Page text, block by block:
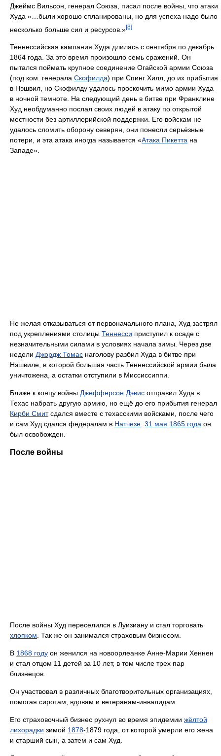
Джеймс Вильсон, генерал Союза, писал после войны, что атаки
Худа «…были хорошо спланированы, но для успеха надо было
несколько больше сил и ресурсов.»[8]
Теннессийская кампания Худа длилась с сентября по декабрь
1864 года. За это время произошло семь сражений. Он
пытался поймать крупное соединение Огайской армии Союза
(под ком. генерала Скофилда) при Спинг Хилл, до их прибытия
в Нэшвил, но Скофилду удалось проскочить мимо армии Худа
в ночной темноте. На следующий день в битве при Франклине
Худ необдуманно послал своих людей в атаку по открытой
местности без артиллерийской поддержки. Его войскам не
удалось сломить оборону северян, они понесли серьёзные
потери, и эта атака иногда называется «Атака Пикетта на
Западе».
Не желая отказываться от первоначального плана, Худ застрял
под укреплениями столицы Теннесси приступил к осаде с
незначительными силами в условиях начала зимы. Через две
недели Джордж Томас наголову разбил Худа в битве при
Нэшвиле, в которой большая часть Теннессийской армии была
уничтожена, а остатки отступили в Миссиссиппи.
Ближе к концу войны Джефферсон Дэвис отправил Худа в
Техас набрать другую армию, но ещё до его прибытия генерал
Кирби Смитсдался вместе с техасскими войсками, после чего
и сам Худ сдался федералам в Натчезе. 31 мая 1865 года он
был освобожден.
После войны
После войны Худ переселился в Луизиану и стал торговать
хлопком. Так же он занимался страховым бизнесом.
В 1868 году он женился на новоорлеанке Анне-Марии Хеннен
и стал отцом 11 детей за 10 лет, в том числе трех пар
близнецов.
Он участвовал в различных благотворительных организациях,
помогая сиротам, вдовам и ветеранам-инвалидам.
Его страховочный бизнес рухнул во время эпидемии жёлтой
лихорадки зимой 1878-1879 года, от которой умерли его жена
и старший сын, а затем и сам Худ.